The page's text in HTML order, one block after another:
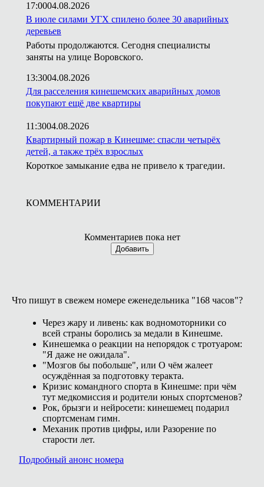
17:0004.08.2026
В июле силами УГХ спилено более 30 аварийных
деревьев
Работы продолжаются. Сегодня специалисты
заняты на улице Воровского.
13:3004.08.2026
Для расселения кинешемских аварийных домов
покупают ещё две квартиры
11:3004.08.2026
Квартирный пожар в Кинешме: спасли четырёх
детей, а также трёх взрослых
Короткое замыкание едва не привело к трагедии.
КОММЕНТАРИИ
Комментариев пока нет
Добавить
Что пишут в свежем номере еженедельника "168 часов"?
Через жару и ливень: как водномоторники со
всей страны боролись за медали в Кинешме.
Кинешемка о реакции на непорядок с тротуаром:
"Я даже не ожидала".
"Мозгов бы побольше", или О чём жалеет
осуждённая за подготовку теракта.
Кризис командного спорта в Кинешме: при чём
тут медкомиссия и родители юных спортсменов?
Рок, брызги и нейросети: кинешемец подарил
спортсменам гимн.
Механик против цифры, или Разорение по
старости лет.
Подробный анонс номера